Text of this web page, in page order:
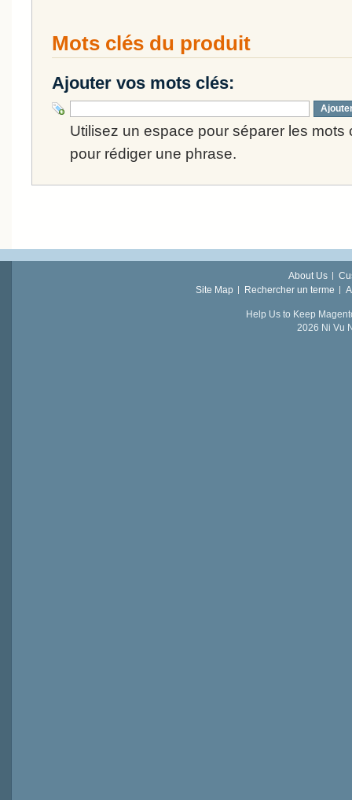
Mots clés du produit
Ajouter vos mots clés:
Utilisez un espace pour séparer les mots
pour rédiger une phrase.
About Us
Site Map
Rechercher un terme
Help Us to Keep
2026 Ni Vu